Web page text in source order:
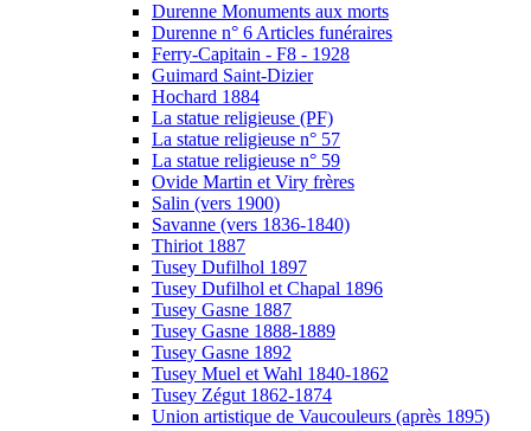
Durenne Monuments aux morts
Durenne n° 6 Articles funéraires
Ferry-Capitain - F8 - 1928
Guimard Saint-Dizier
Hochard 1884
La statue religieuse (PF)
La statue religieuse n° 57
La statue religieuse n° 59
Ovide Martin et Viry frères
Salin (vers 1900)
Savanne (vers 1836-1840)
Thiriot 1887
Tusey Dufilhol 1897
Tusey Dufilhol et Chapal 1896
Tusey Gasne 1887
Tusey Gasne 1888-1889
Tusey Gasne 1892
Tusey Muel et Wahl 1840-1862
Tusey Zégut 1862-1874
Union artistique de Vaucouleurs (après 1895)